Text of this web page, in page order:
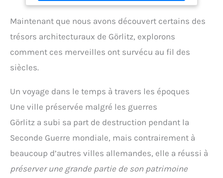
Maintenant que nous avons découvert certains des
trésors architecturaux de Görlitz, explorons
comment ces merveilles ont survécu au fil des
siècles.
Un voyage dans le temps à travers les époques
Une ville préservée malgré les guerres
Görlitz a subi sa part de destruction pendant la
Seconde Guerre mondiale, mais contrairement à
beaucoup d’autres villes allemandes, elle a réussi à
préserver une grande partie de son patrimoine